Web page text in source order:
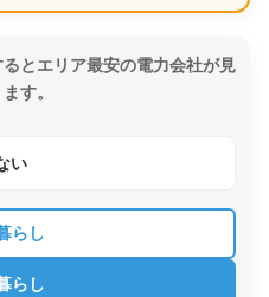
とエリア最安の電力会社が見
す。
い
らし
らし